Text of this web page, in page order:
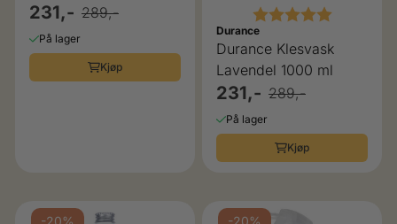
231,- 289,-
På lager
Kjøp
Karakter: 5.0 av 5
Durance
Durance Klesvask
Lavendel 1000 ml
231,- 289,-
På lager
Kjøp